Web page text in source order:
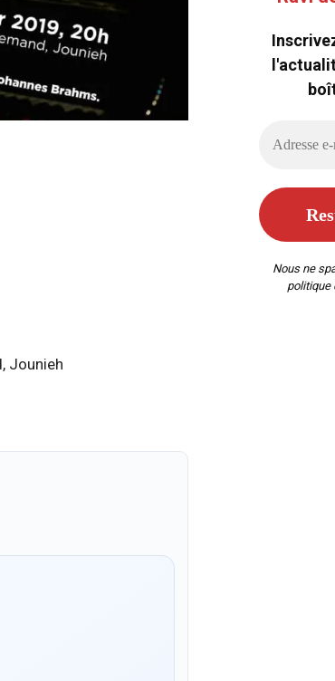
Jounieh
Nous ne
politique